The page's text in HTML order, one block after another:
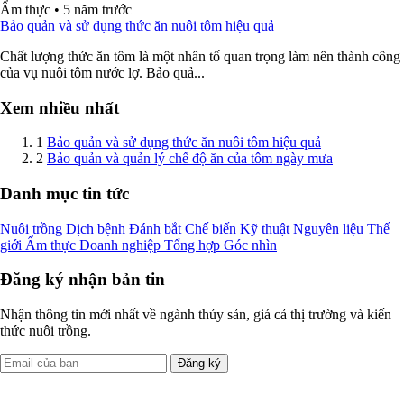
Ẩm thực • 5 năm trước
Bảo quản và sử dụng thức ăn nuôi tôm hiệu quả
Chất lượng thức ăn tôm là một nhân tố quan trọng làm nên thành công
của vụ nuôi tôm nước lợ. Bảo quả...
Xem nhiều nhất
1 Bảo quản và sử dụng thức ăn nuôi tôm hiệu quả
2 Bảo quản và quản lý chế độ ăn của tôm ngày mưa
Danh mục tin tức
Nuôi trồng Dịch bệnh Đánh bắt Chế biến Kỹ thuật Nguyên liệu Thế
giới Ẩm thực Doanh nghiệp Tổng hợp Góc nhìn
Đăng ký nhận bản tin
Nhận thông tin mới nhất về ngành thủy sản, giá cả thị trường và kiến
thức nuôi trồng.
Đăng ký